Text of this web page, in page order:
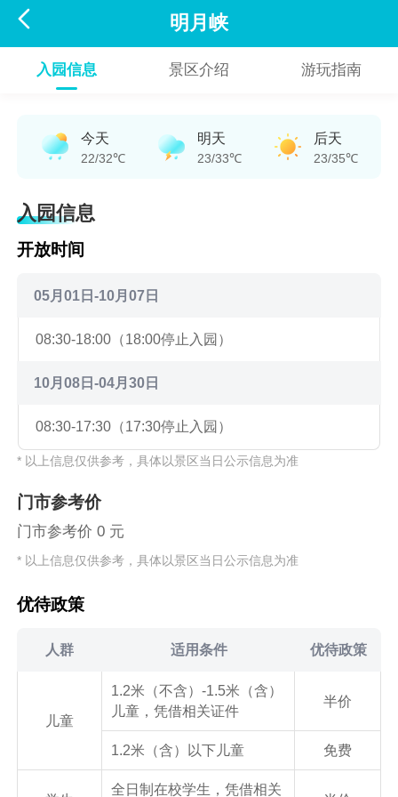
 明月峡
入园信息 景区介绍 游玩指南
今天
22/32℃
明天
23/33℃
后天
23/35℃
入园信息
开放时间
05月01日-10月07日
08:30-18:00（18:00停止入园）
10月08日-04月30日
08:30-17:30（17:30停止入园）
* 以上信息仅供参考，具体以景区当日公示信息为准
门市参考价
门市参考价 0 元
* 以上信息仅供参考，具体以景区当日公示信息为准
优待政策
人群 适用条件 优待政策
儿童
1.2米（不含）-1.5米（含）
儿童，凭借相关证件
半价
1.2米（含）以下儿童 免费
全日制在校学生，凭借相关